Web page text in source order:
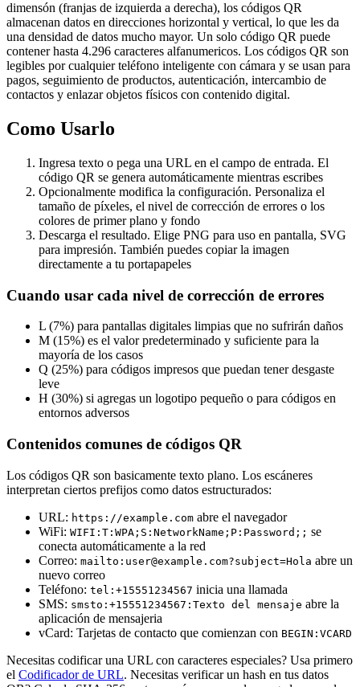
dimensón (franjas de izquierda a derecha), los códigos QR
almacenan datos en direcciones horizontal y vertical, lo que les da
una densidad de datos mucho mayor. Un solo código QR puede
contener hasta 4.296 caracteres alfanumericos. Los códigos QR son
legibles por cualquier teléfono inteligente con cámara y se usan para
pagos, seguimiento de productos, autenticación, intercambio de
contactos y enlazar objetos físicos con contenido digital.
Como Usarlo
Ingresa texto o pega una URL en el campo de entrada. El
código QR se genera automáticamente mientras escribes
Opcionalmente modifica la configuración. Personaliza el
tamaño de píxeles, el nivel de corrección de errores o los
colores de primer plano y fondo
Descarga el resultado. Elige PNG para uso en pantalla, SVG
para impresión. También puedes copiar la imagen
directamente a tu portapapeles
Cuando usar cada nivel de corrección de errores
L (7%) para pantallas digitales limpias que no sufrirán daños
M (15%) es el valor predeterminado y suficiente para la
mayoría de los casos
Q (25%) para códigos impresos que puedan tener desgaste
leve
H (30%) si agregas un logotipo pequeño o para códigos en
entornos adversos
Contenidos comunes de códigos QR
Los códigos QR son basicamente texto plano. Los escáneres
interpretan ciertos prefijos como datos estructurados:
URL: https://example.com abre el navegador
WiFi: WIFI:T:WPA;S:NetworkName;P:Password;; se
conecta automáticamente a la red
Correo: mailto:user@example.com?subject=Hola abre un
nuevo correo
Teléfono: tel:+15551234567 inicia una llamada
SMS: smsto:+15551234567:Texto del mensaje abre la
aplicación de mensajeria
vCard: Tarjetas de contacto que comienzan con BEGIN:VCARD
Necesitas codificar una URL con caracteres especiales? Usa primero
el Codificador de URL. Necesitas verificar un hash en tus datos